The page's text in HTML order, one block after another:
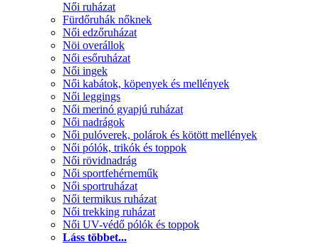
Női ruházat
Fürdőruhák nőknek
Női edzőruházat
Nöi overállok
Női esőruházat
Női ingek
Női kabátok, köpenyek és mellények
Női leggings
Női merinó gyapjú ruházat
Női nadrágok
Női pulóverek, polárok és kötött mellények
Női pólók, trikók és toppok
Női rövidnadrág
Női sportfehérneműk
Női sportruházat
Női termikus ruházat
Női trekking ruházat
Női UV-védő pólók és toppok
Láss többet...